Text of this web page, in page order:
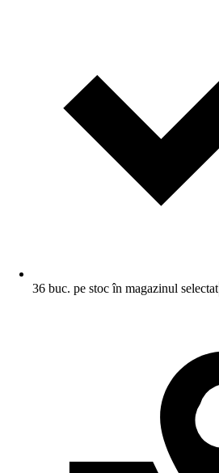
36 buc. pe stoc în magazinul selectat